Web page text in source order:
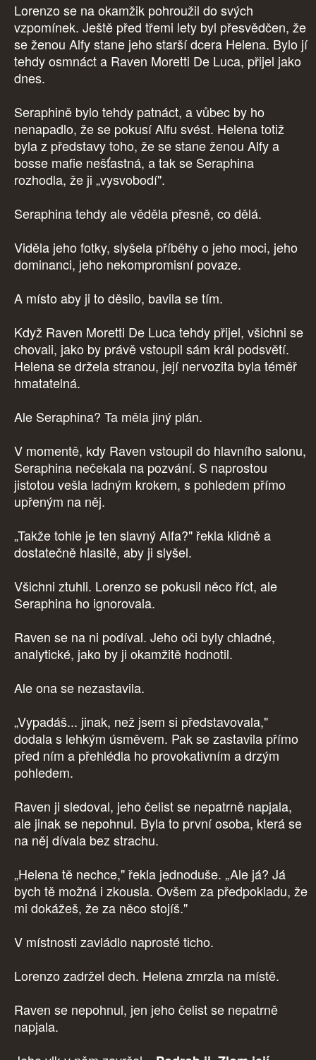
Lorenzo se na okamžik pohroužil do svých
vzpomínek. Ještě před třemi lety byl přesvědčen, že
se ženou Alfy stane jeho starší dcera Helena. Bylo jí
tehdy osmnáct a Raven Moretti De Luca, přijel jako
dnes.
Seraphině bylo tehdy patnáct, a vůbec by ho
nenapadlo, že se pokusí Alfu svést. Helena totiž
byla z představy toho, že se stane ženou Alfy a
bosse mafie nešťastná, a tak se Seraphina
rozhodla, že ji „vysvobodí".
Seraphina tehdy ale věděla přesně, co dělá.
Viděla jeho fotky, slyšela příběhy o jeho moci, jeho
dominanci, jeho nekompromisní povaze.
A místo aby ji to děsilo, bavila se tím.
Když Raven Moretti De Luca tehdy přijel, všichni se
chovali, jako by právě vstoupil sám král podsvětí.
Helena se držela stranou, její nervozita byla téměř
hmatatelná.
Ale Seraphina? Ta měla jiný plán.
V momentě, kdy Raven vstoupil do hlavního salonu,
Seraphina nečekala na pozvání. S naprostou
jistotou vešla ladným krokem, s pohledem přímo
upřeným na něj.
„Takže tohle je ten slavný Alfa?" řekla klidně a
dostatečně hlasitě, aby ji slyšel.
Všichni ztuhli. Lorenzo se pokusil něco říct, ale
Seraphina ho ignorovala.
Raven se na ni podíval. Jeho oči byly chladné,
analytické, jako by ji okamžitě hodnotil.
Ale ona se nezastavila.
„Vypadáš... jinak, než jsem si představovala,"
dodala s lehkým úsměvem. Pak se zastavila přímo
před ním a přehlédla ho provokativním a drzým
pohledem.
Raven ji sledoval, jeho čelist se nepatrně napjala,
ale jinak se nepohnul. Byla to první osoba, která se
na něj dívala bez strachu.
„Helena tě nechce," řekla jednoduše. „Ale já? Já
bych tě možná i zkousla. Ovšem za předpokladu, že
mi dokážeš, že za něco stojíš."
V místnosti zavládlo naprosté ticho.
Lorenzo zadržel dech. Helena zmrzla na místě.
Raven se nepohnul, jen jeho čelist se nepatrně
napjala.